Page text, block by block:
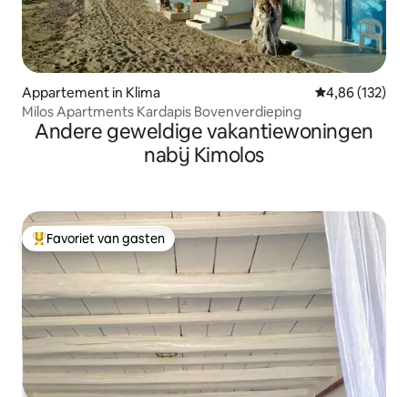
Appartement in Klima Gemiddelde
4,86 (132)
Milos Apartments Kardapis Bovenverdieping
Andere geweldige vakantiewoningen
nabij Kimolos
Topfavoriet van gasten
Favoriet van gasten